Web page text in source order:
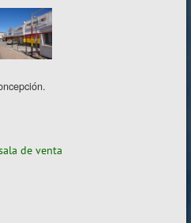
nosotros
| Reclamos
Frecuentes
productos
en la sala de ventas
de venta